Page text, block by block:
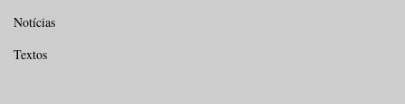
Notícias
Textos